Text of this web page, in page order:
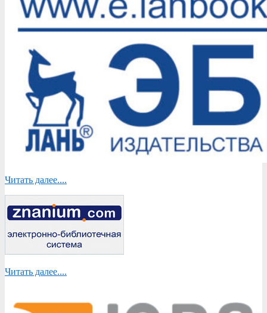
Читать далее....
Читать далее....